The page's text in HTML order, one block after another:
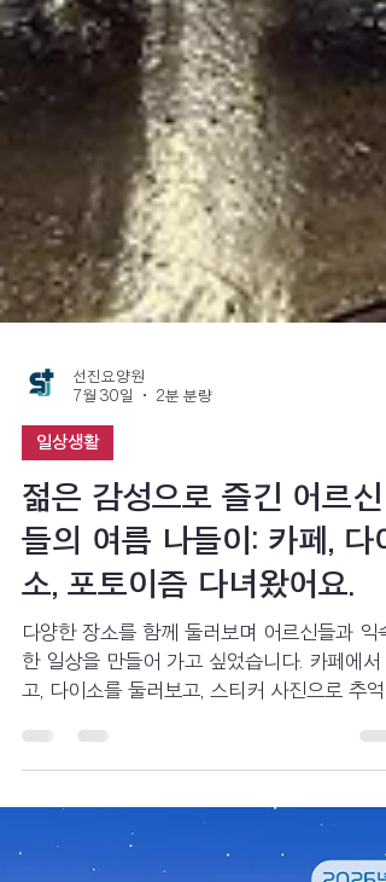
선진요양원
7월 30일
2분 분량
일상생활
젊은 감성으로 즐긴 어르신
들의 여름 나들이: 카페, 다
고, 다이소를 둘러보고, 스티커 사진으로 추억
남기며 어르신들과 함께한 여름 나들이. 평범